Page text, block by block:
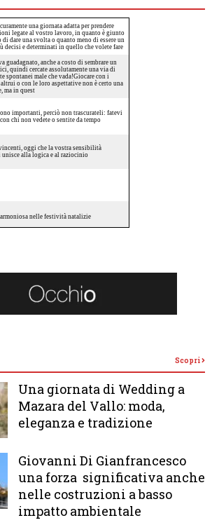
Scopri
Una giornata di Wedding a
Mazara del Vallo: moda,
eleganza e tradizione
Giovanni Di Gianfrancesco
una forza significativa anche
nelle costruzioni a basso
impatto ambientale